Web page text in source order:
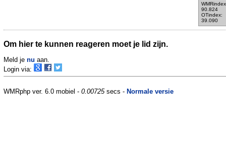
90.824
OTindex:
39.090
Om hier te kunnen reageren moet je lid zijn.
Meld je nu aan.
Login via:
WMRphp ver. 6.0 mobiel - 0.00725secs - Normale versie